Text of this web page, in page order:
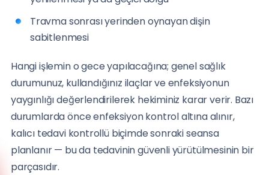
Travma sonrası yerinden oynayan dişin
sabitlenmesi
Hangi işlemin o gece yapılacağına; genel sağlık
durumunuz, kullandığınız ilaçlar ve enfeksiyonun
yaygınlığı değerlendirilerek hekiminiz karar verir. Bazı
durumlarda önce enfeksiyon kontrol altına alınır,
kalıcı tedavi kontrollü biçimde sonraki seansa
planlanır — bu da tedavinin güvenli yürütülmesinin bir
parçasıdır.